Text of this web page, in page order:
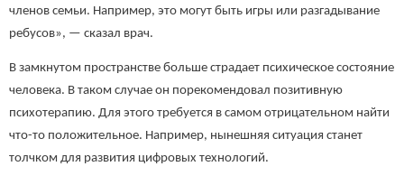
членов семьи. Например, это могут быть игры или разгадывание
ребусов», — сказал врач.
В замкнутом пространстве больше страдает психическое состояние
человека. В таком случае он порекомендовал позитивную
психотерапию. Для этого требуется в самом отрицательном найти
что-то положительное. Например, нынешняя ситуация станет
толчком для развития цифровых технологий.